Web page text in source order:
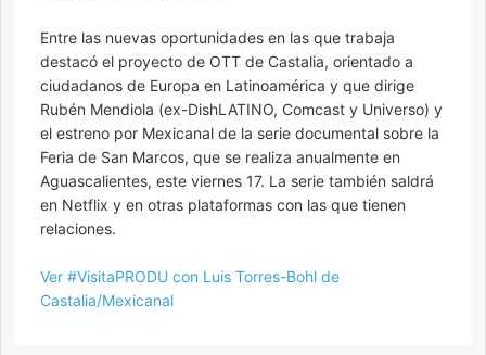
Entre las nuevas oportunidades en las que trabaja
destacó el proyecto de OTT de Castalia, orientado a
ciudadanos de Europa en Latinoamérica y que dirige
Rubén Mendiola (ex-DishLATINO, Comcast y Universo) y
el estreno por Mexicanal de la serie documental sobre la
Feria de San Marcos, que se realiza anualmente en
Aguascalientes, este viernes 17. La serie también saldrá
en Netflix y en otras plataformas con las que tienen
relaciones.
Ver #VisitaPRODU con Luis Torres-Bohl de
Castalia/Mexicanal